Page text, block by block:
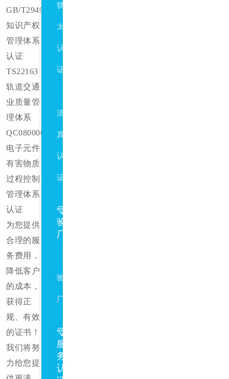
GB/T29490
知识产权
管理体系
认证
TS22163
轨道交通
业 质量管
理体系
QC080000
电子元件
有害物质
过程控制
管理体系
认证
为您提供
合理的服
务费用，
降低客户
的成本，
获得正
规、有效
的证书！
我们将努
力给您提
犹
太
认
证
清
真
认
证
验
厂
验
厂
服
务
认